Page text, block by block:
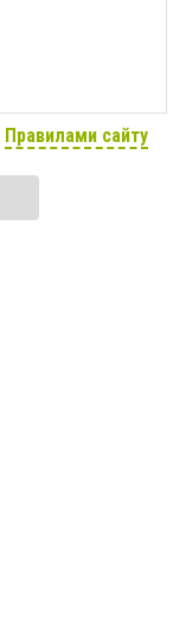
Правилами сайту